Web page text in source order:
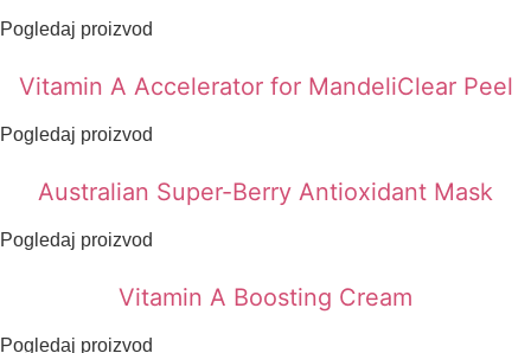
Pogledaj proizvod
Vitamin A Accelerator for MandeliClear Peel
Pogledaj proizvod
Australian Super-Berry Antioxidant Mask
Pogledaj proizvod
Vitamin A Boosting Cream
Pogledaj proizvod